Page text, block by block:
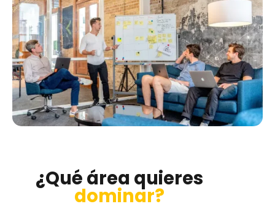
¿Qué área quieres
dominar?